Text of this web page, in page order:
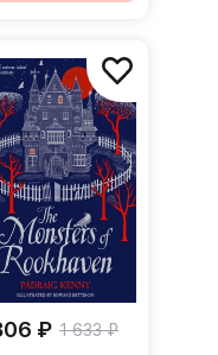
₽ 1 633 ₽